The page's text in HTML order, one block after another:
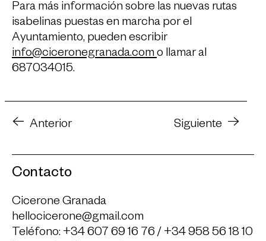
Para más información sobre las nuevas rutas
isabelinas puestas en marcha por el
Ayuntamiento, pueden escribir
info@ciceronegranada.como llamar al
687034015.
Anterior Siguiente
Contacto
Cicerone Granada
hellocicerone@gmail.com
Teléfono: +34 607 69 16 76/ +34 958 56 18 10